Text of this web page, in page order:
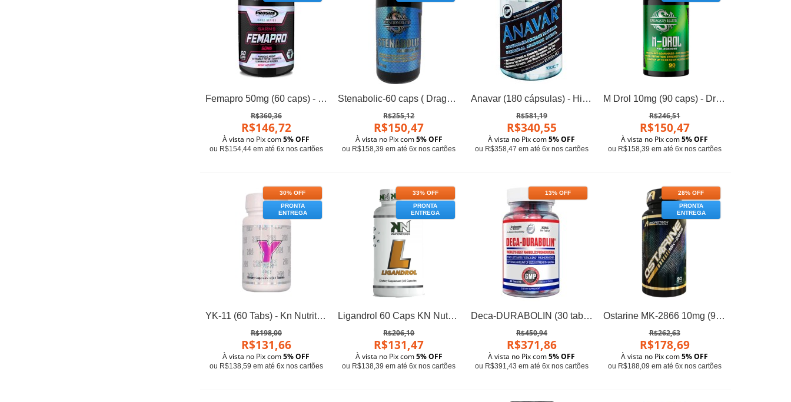
Femapro 50mg (60 caps) - Pro Size Nutrition
R$360,36
R$146,72
À vista no Pix com5% OFF
ou R$154,44 em até 6x nos cartões
Stenabolic-60 caps ( Dragon Elite) 10-Mg
R$255,12
R$150,47
À vista no Pix com5% OFF
ou R$158,39 em até 6x nos cartões
Anavar (180 cápsulas) - Hi-Tech Pharma
R$581,19
R$340,55
À vista no Pix com5% OFF
ou R$358,47 em até 6x nos cartões
M Drol 10mg (90 caps) - Dragon Elite
R$246,51
R$150,47
À vista no Pix com5% OFF
ou R$158,39 em até 6x nos cartões
30% OFF
PRONTA
ENTREGA
YK-11 (60 Tabs) - Kn Nutrition
R$198,00
R$131,66
À vista no Pix com5% OFF
ou R$138,59 em até 6x nos cartões
33% OFF
PRONTA
ENTREGA
Ligandrol 60 Caps KN Nutrition
R$206,10
R$131,47
À vista no Pix com5% OFF
ou R$138,39 em até 6x nos cartões
13% OFF
Deca-DURABOLIN (30 tablets) - Hi-tech Pharma
R$450,94
R$371,86
À vista no Pix com5% OFF
ou R$391,43 em até 6x nos cartões
28% OFF
PRONTA
ENTREGA
Ostarine MK-2866 10mg (90 Tabs) - Androtech
R$262,63
R$178,69
À vista no Pix com5% OFF
ou R$188,09 em até 6x nos cartões